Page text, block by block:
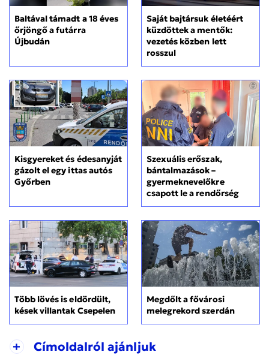
Baltával támadt a 18 éves
őrjöngő a futárra
Újbudán
Saját bajtársuk életéért
küzdöttek a mentők:
vezetés közben lett
rosszul
Kisgyereket és édesanyját
gázolt el egy ittas autós
Győrben
Szexuális erőszak,
bántalmazások –
gyermeknevelőkre
csapott le a rendőrség
Több lövés is eldördült,
kések villantak Csepelen
Megdőlt a fővárosi
melegrekord szerdán
+ Címoldalról ajánljuk